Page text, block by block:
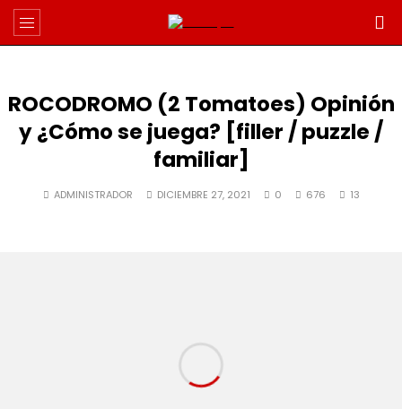
ROCODROMO (2 Tomatoes) Opinión
y ¿Cómo se juega? [filler / puzzle /
familiar]
ADMINISTRADOR DICIEMBRE 27, 2021 0 676 13